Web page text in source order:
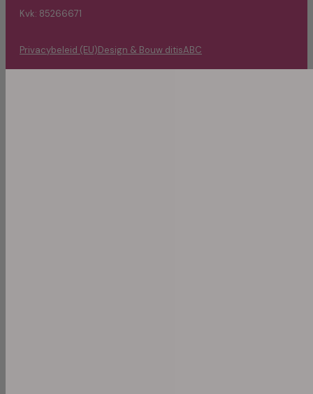
Kvk: 85266671
Privacybeleid (EU)Design & Bouw ditisABC